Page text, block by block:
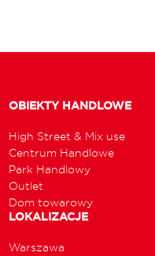
OBIEKTY HANDLOWE
High Street & Mix use
Centrum Handlowe
Park Handlowy
Outlet
Dom towarowy
LOKALIZACJE
Warszawa